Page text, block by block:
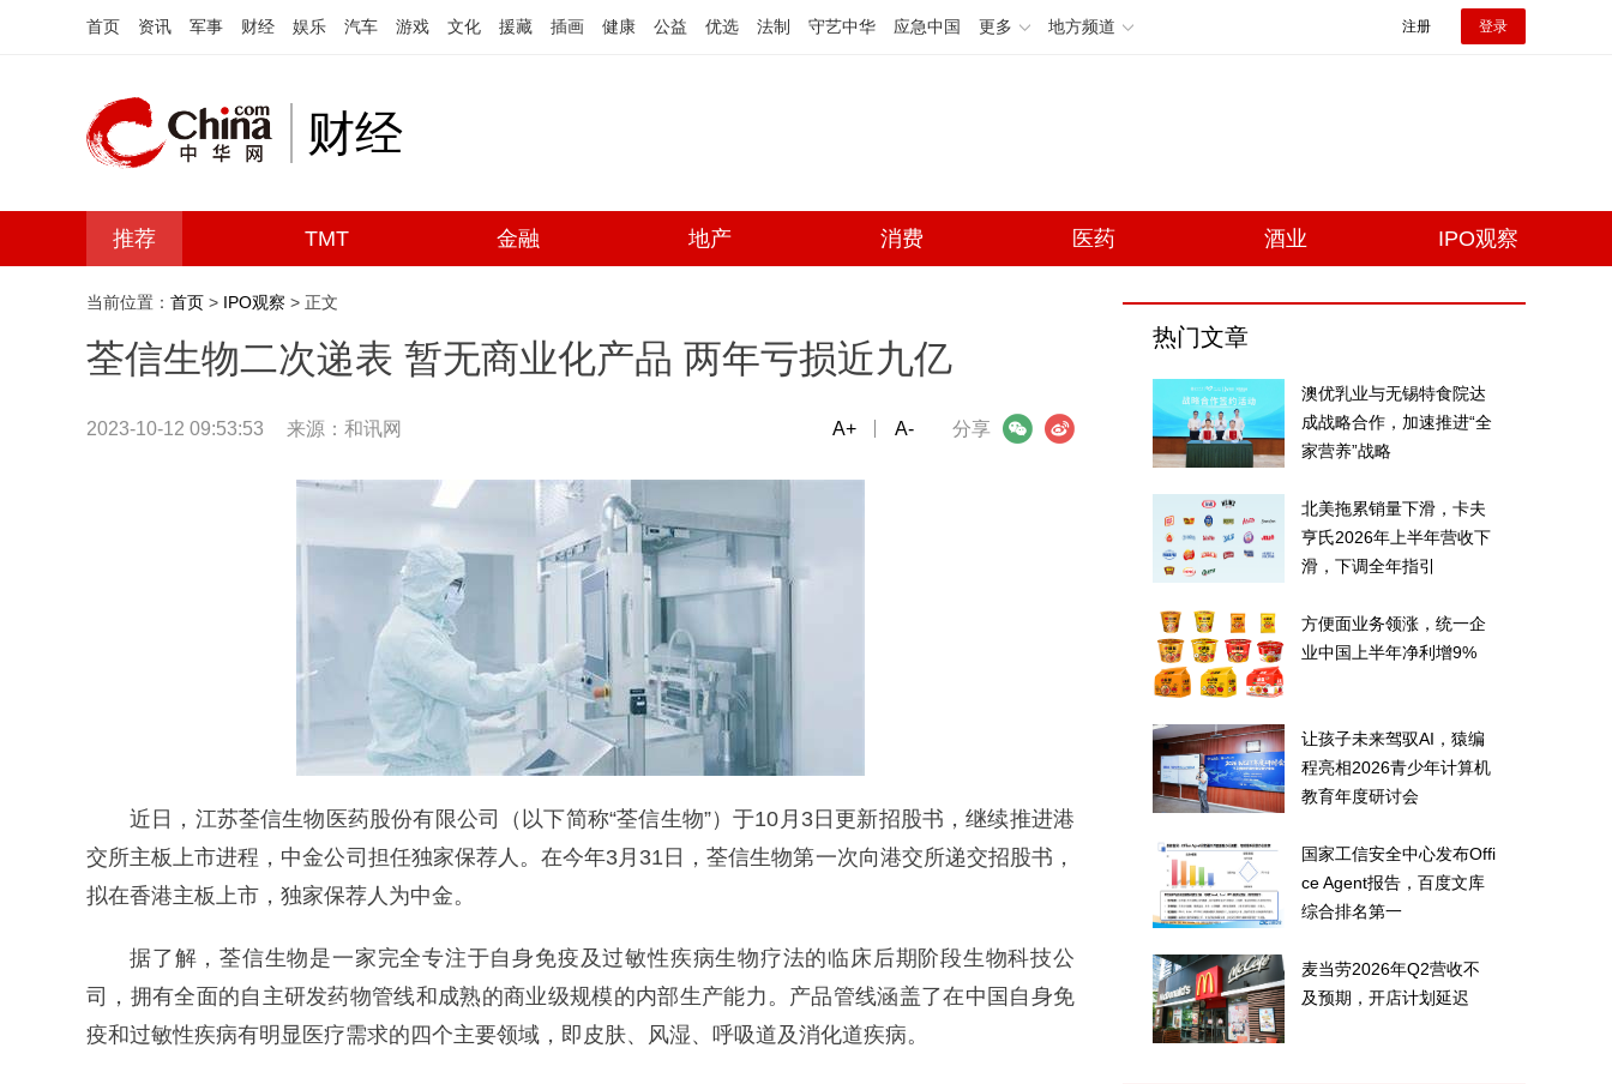
首页 资讯 军事 财经 娱乐 汽车 游戏 文化 援藏 插画 健康 公益 优选 法制 守艺中华 应急中国 更多 地方频道 注册 登录
财经
推荐 TMT 金融 地产 消费 医药 酒业 IPO观察
当前位置： 首页 > IPO观察 > 正文
荃信生物二次递表 暂无商业化产品 两年亏损近九亿
2023-10-12 09:53:53 来源：和讯网 分享
微信 微博
A+ A-
近日，江苏荃信生物医药股份有限公司（以下简称“荃信生物”）于10月3日更新招股书，继续推进港
交所主板上市进程，中金公司担任独家保荐人。在今年3月31日，荃信生物第一次向港交所递交招股书，
拟在香港主板上市，独家保荐人为中金。
据了解，荃信生物是一家完全专注于自身免疫及过敏性疾病生物疗法的临床后期阶段生物科技公
司，拥有全面的自主研发药物管线和成熟的商业级规模的内部生产能力。产品管线涵盖了在中国自身免
疫和过敏性疾病有明显医疗需求的四个主要领域，即皮肤、风湿、呼吸道及消化道疾病。
热门文章
澳优乳业与无锡特食院达
成战略合作，加速推进“全
家营养”战略
北美拖累销量下滑，卡夫
亨氏2026年上半年营收下
滑，下调全年指引
方便面业务领涨，统一企
业中国上半年净利增9%
让孩子未来驾驭AI，猿编
程亮相2026青少年计算机
教育年度研讨会
国家工信安全中心发布Offi
ce Agent报告，百度文库
综合排名第一
麦当劳2026年Q2营收不
及预期，开店计划延迟